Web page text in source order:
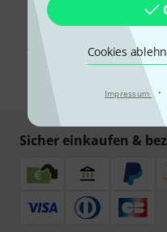
Cookies
Impressum ·
Mit Klick auf „Jetzt
Werbung und einer Messung
Abmeldung ist jederzeit
unseren
Sicher einkaufen &